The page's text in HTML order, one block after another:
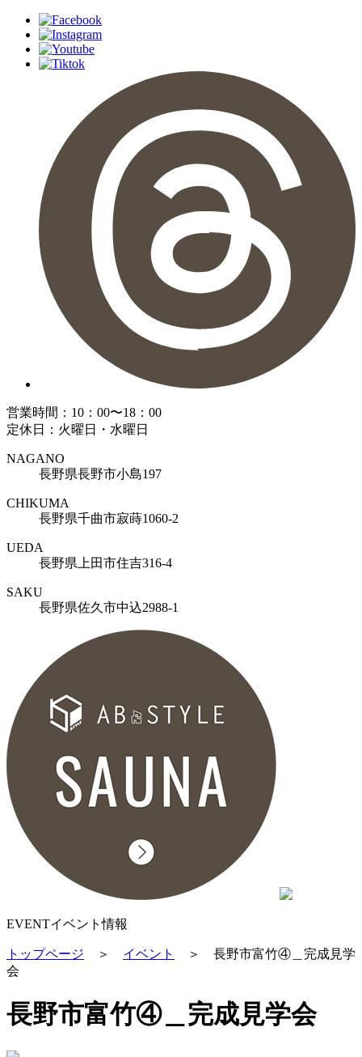
営業時間：10：00〜18：00
定休日：火曜日・水曜日
NAGANO
長野県長野市小島197
CHIKUMA
長野県千曲市寂蒔1060-2
UEDA
長野県上田市住吉316-4
SAKU
長野県佐久市中込2988-1
EVENTイベント情報
トップページ ＞ イベント ＞ 長野市富竹④＿完成見学
会
長野市富竹④＿完成見学会